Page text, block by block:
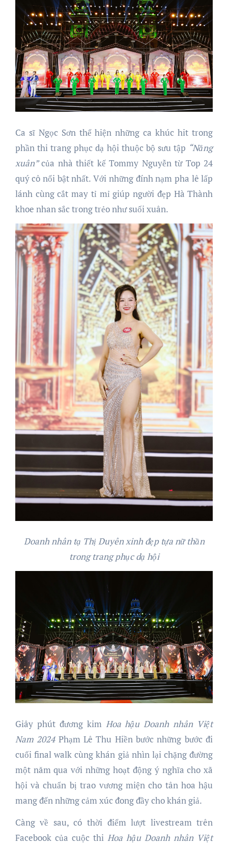
Ca sĩ Ngọc Sơn thể hiện những ca khúc hit trong
phần thi trang phục dạ hội thuộc bộ sưu tập “Nắng
xuân”của nhà thiết kế Tommy Nguyễn từ Top 24
quý cô nổi bật nhất. Với những đính nạm pha lê lấp
lánh cùng cắt may tỉ mỉ giúp người đẹp Hà Thành
khoe nhan sắc trong trẻo như suối xuân.
Doanh nhân tạ Thị Duyên xinh đẹp tựa nữ thần
trong trang phục dạ hội
Giây phút đương kim Hoa hậu Doanh nhân Việt
Nam 2024 Phạm Lê Thu Hiền bước những bước đi
cuối final walk cùng khán giả nhìn lại chặng đường
một năm qua với những hoạt động ý nghĩa cho xã
hội và chuẩn bị trao vương miện cho tân hoa hậu
mang đến những cảm xúc đong đầy cho khán giả.
Càng về sau, có thời điểm lượt livestream trên
Facebook của cuộc thi Hoa hậu Doanh nhân Việt